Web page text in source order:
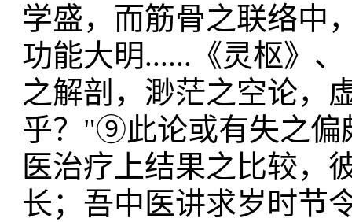
学盛，而筋骨之联络中
功能大明......《灵枢》
之解剖，渺茫之空论，
乎？"⑨此论或有失之偏
医治疗上结果之比较，
长；吾中医讲求岁时节